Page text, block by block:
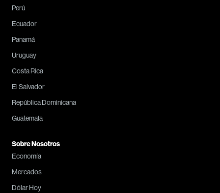
Perú
Ecuador
Panamá
Uruguay
Costa Rica
El Salvador
República Dominicana
Guatemala
Sobre Nosotros
Economía
Mercados
Dólar Hoy